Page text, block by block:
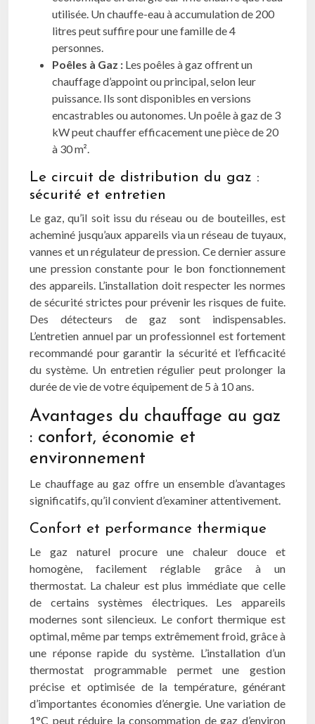
utilisée. Un chauffe-eau à accumulation de 200
litres peut suffire pour une famille de 4
personnes.
Poêles à Gaz : Les poêles à gaz offrent un
chauffage d’appoint ou principal, selon leur
puissance. Ils sont disponibles en versions
encastrables ou autonomes. Un poêle à gaz de 3
kW peut chauffer efficacement une pièce de 20
à 30 m².
Le circuit de distribution du gaz :
sécurité et entretien
Le gaz, qu’il soit issu du réseau ou de bouteilles, est
acheminé jusqu’aux appareils via un réseau de tuyaux,
vannes et un régulateur de pression. Ce dernier assure
une pression constante pour le bon fonctionnement
des appareils. L’installation doit respecter les normes
de sécurité strictes pour prévenir les risques de fuite.
Des détecteurs de gaz sont indispensables.
L’entretien annuel par un professionnel est fortement
recommandé pour garantir la sécurité et l’efficacité
du système. Un entretien régulier peut prolonger la
durée de vie de votre équipement de 5 à 10 ans.
Avantages du chauffage au gaz
: confort, économie et
environnement
Le chauffage au gaz offre un ensemble d’avantages
significatifs, qu’il convient d’examiner attentivement.
Confort et performance thermique
Le gaz naturel procure une chaleur douce et
homogène, facilement réglable grâce à un
thermostat. La chaleur est plus immédiate que celle
de certains systèmes électriques. Les appareils
modernes sont silencieux. Le confort thermique est
optimal, même par temps extrêmement froid, grâce à
une réponse rapide du système. L’installation d’un
thermostat programmable permet une gestion
précise et optimisée de la température, générant
d’importantes économies d’énergie. Une variation de
1°C peut réduire la consommation de gaz d’environ